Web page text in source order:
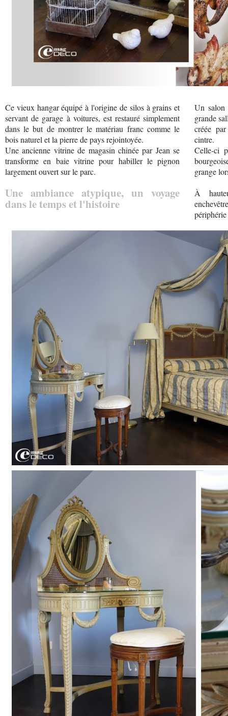
Ce vieux hangar équipé à l'origine de silos à grains et
servant de garage à voitures, est restauré simplement
dans le but de montrer le matériau franc comme le
bois naturel et la pierre de pays rejointoyée.
Une ancienne vitrine de magasin chinée par Jean se
transforme en baie vitrine pour habiller le pignon
largement ouvert sur le parc.
Une ambiance atypique, un voyage
dans le temps et l'histoire
Un salon
grande
créée
cintre.
Celle-ci
grange
À